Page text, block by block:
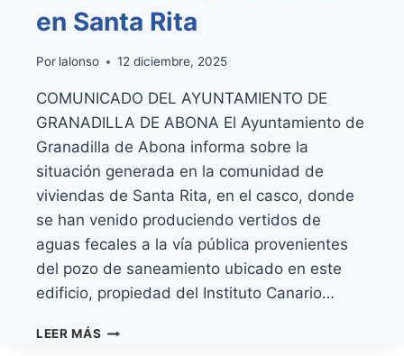
en Santa Rita
Por lalonso 12 diciembre, 2025
COMUNICADO DEL AYUNTAMIENTO DE
GRANADILLA DE ABONA El Ayuntamiento de
Granadilla de Abona informa sobre la
situación generada en la comunidad de
viviendas de Santa Rita, en el casco, donde
se han venido produciendo vertidos de
aguas fecales a la vía pública provenientes
del pozo de saneamiento ubicado en este
edificio, propiedad del Instituto Canario…
LEER MÁS COMUNICADO